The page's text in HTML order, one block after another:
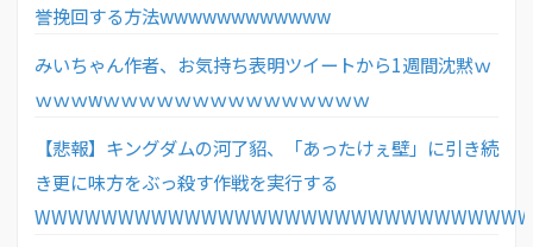
誉挽回する方法wwwwwwwwwwww
みいちゃん作者、お気持ち表明ツイートから1週間沈黙ｗ
ｗｗｗwｗｗｗｗｗｗｗｗｗｗｗｗｗｗｗ
【悲報】キングダムの河了貂、「あったけぇ壁」に引き続
き更に味方をぶっ殺す作戦を実行する